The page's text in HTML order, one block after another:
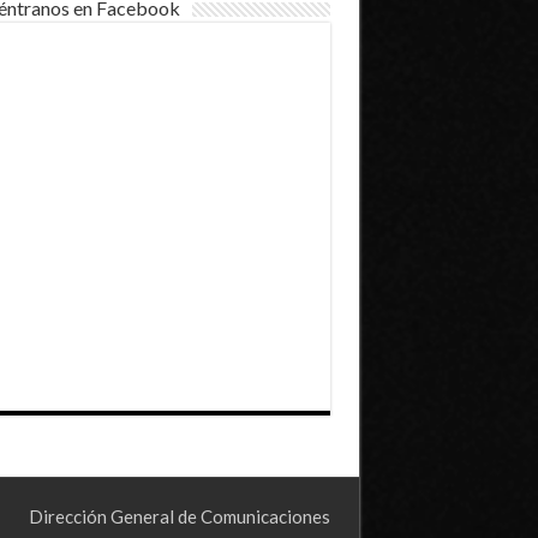
en Facebook
Dirección General de Comunicaciones